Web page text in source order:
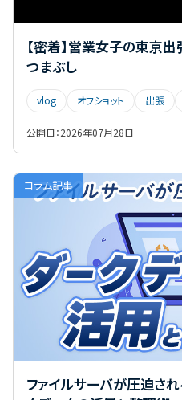
上長承認
中小企業
営業男子
情報漏洩対策
攻撃
文例
注意点
添付ファイル
無料ワークショップ
特定
特徴・機能紹介
社内ツール
総務女子
脱PPAP対策
詐欺メール
迷惑メール対
電子帳簿保存法
【密着】営業女子の東京
つまぶし
vlog オフショット 出張
公開日：2026年07月28日
コラム記事
ファイルサーバが圧迫さ